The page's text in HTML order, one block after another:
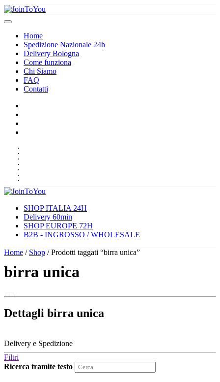
Home
Spedizione Nazionale 24h
Delivery Bologna
Come funziona
Chi Siamo
FAQ
Contatti
SHOP ITALIA 24H
Delivery 60min
SHOP EUROPE 72H
B2B - INGROSSO / WHOLESALE
Home / Shop / Prodotti taggati “birra unica”
birra unica
JTY
Dettagli birra unica
Delivery e Spedizione
Filtri
Ricerca tramite testo